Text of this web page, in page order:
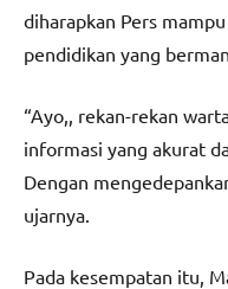
diharapkan Pers
pendidikan yang
“Ayo,, rekan-rekan
informasi yang akurat
Dengan
ujarnya.
Pada kesempatan itu,